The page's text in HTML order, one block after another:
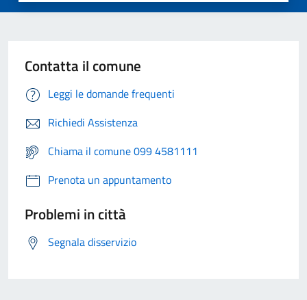
Contatta il comune
Leggi le domande frequenti
Richiedi Assistenza
Chiama il comune 099 4581111
Prenota un appuntamento
Problemi in città
Segnala disservizio